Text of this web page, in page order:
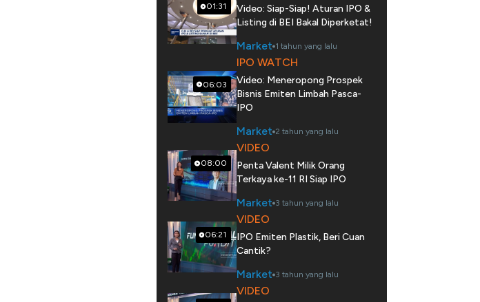
01:31
Video: Siap-Siap! Aturan IPO &
Listing di BEI Bakal Diperketat!
Market 1 tahun yang lalu
06:03
IPO WATCH
Video: Meneropong Prospek
Bisnis Emiten Limbah Pasca-
IPO
Market 2 tahun yang lalu
08:00
VIDEO
Penta Valent Milik Orang
Terkaya ke-11 RI Siap IPO
Market 3 tahun yang lalu
06:21
VIDEO
IPO Emiten Plastik, Beri Cuan
Cantik?
Market 3 tahun yang lalu
VIDEO